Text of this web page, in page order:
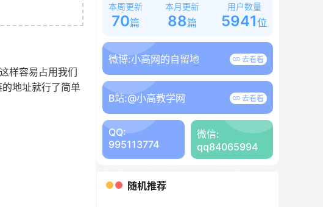
样容易占用我们
地址就行了简单
本周更新
70篇
本月更新
88篇
用户数量
5941位
微博:小高网的自留地 去看看
B站:@小高教学网 去看看
QQ:
995113774
微信:
qq84065994
随机推荐